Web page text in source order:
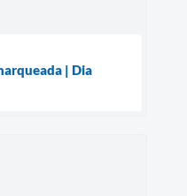
| Dia